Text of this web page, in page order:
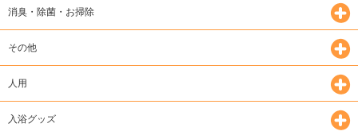
消臭・除菌・お掃除
その他
人用
入浴グッズ